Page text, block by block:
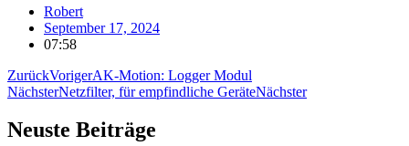
Robert
September 17, 2024
07:58
ZurückVorigerAK-Motion: Logger Modul
NächsterNetzfilter, für empfindliche GeräteNächster
Neuste Beiträge